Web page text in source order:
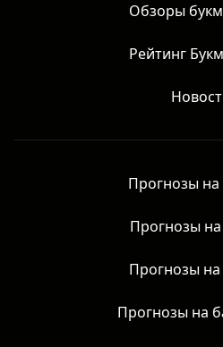
Обзоры
Рейтинг
Прогнозы на
Прогнозы на
Прогнозы на
Прогнозы на